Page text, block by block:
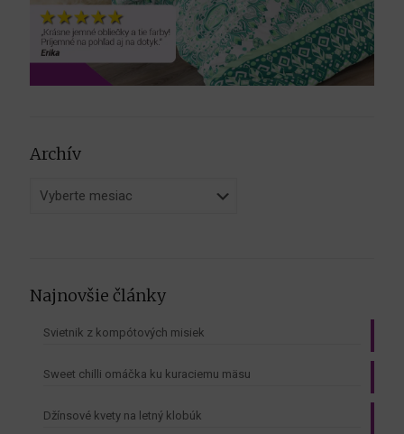
Archív
Najnovšie články
Svietnik z kompótových misiek
Sweet chilli omáčka ku kuraciemu mäsu
Džínsové kvety na letný klobúk